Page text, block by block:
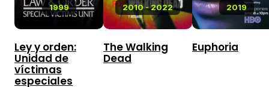
1999
Ley y orden:
Unidad de
víctimas
especiales
2010 - 2022
The Walking
Dead
2019
Euphoria